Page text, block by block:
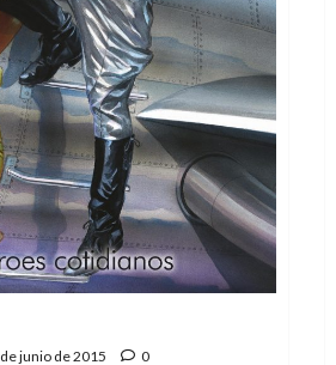
junio de 2015 0